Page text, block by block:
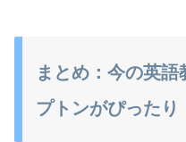
まとめ：今の英
プトンがぴったり